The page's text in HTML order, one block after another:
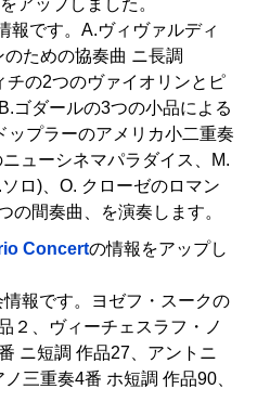
アップしました。
です。A.ヴィヴァルディ
ための協奏曲 ニ長調
チの2つのヴァイオリンとピ
ゴダールの3つの小品による
ップラーのアメリカ小二重奏
ューシネマパラダイス、M.
ロ)、O. クローゼのロマン
の間奏曲、を演奏します。
Concertの情報をアップし
報です。ヨゼフ・スークの
２、ヴィーチェスラフ・ノ
ニ短調 作品27、アントニ
三重奏4番 ホ短調 作品90、